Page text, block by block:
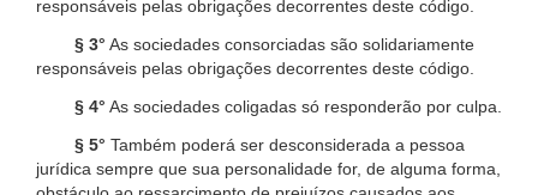
responsáveis pelas obrigações decorrentes deste código.
§ 3° As sociedades consorciadas são solidariamente
responsáveis pelas obrigações decorrentes deste código.
§ 4° As sociedades coligadas só responderão por culpa.
§ 5° Também poderá ser desconsiderada a pessoa
jurídica sempre que sua personalidade for, de alguma forma,